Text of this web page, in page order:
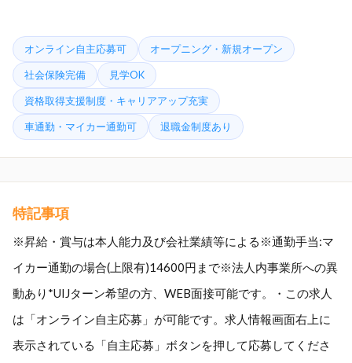
オンライン自主応募可 オープニング・新規オープン
社会保険完備 見学OK
資格取得支援制度・キャリアアップ充実
車通勤・マイカー通勤可 退職金制度あり
特記事項
※昇給・賞与は本人能力及び会社業績等による※通勤手当:マ
イカー通勤の場合(上限有)14600円まで※法人内事業所への異
動あり*UIJターン希望の方、WEB面接可能です。・この求人
は「オンライン自主応募」が可能です。求人情報画面右上に
表示されている「自主応募」ボタンを押して応募してくださ